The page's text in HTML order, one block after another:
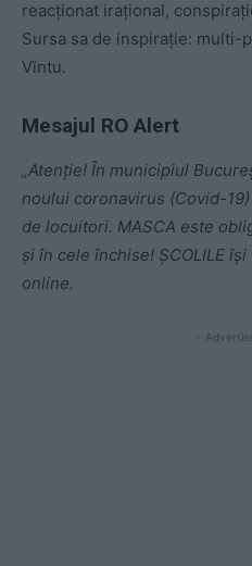
reacționat irațional,
Sursa sa de inspirație: multi-
Vîntu.
Mesajul RO Alert
„Atenţie! În municipiul
noului coronavirus (Covid-
de locuitori. MASCA este
şi în cele închise! ŞCOLILE
online.
-